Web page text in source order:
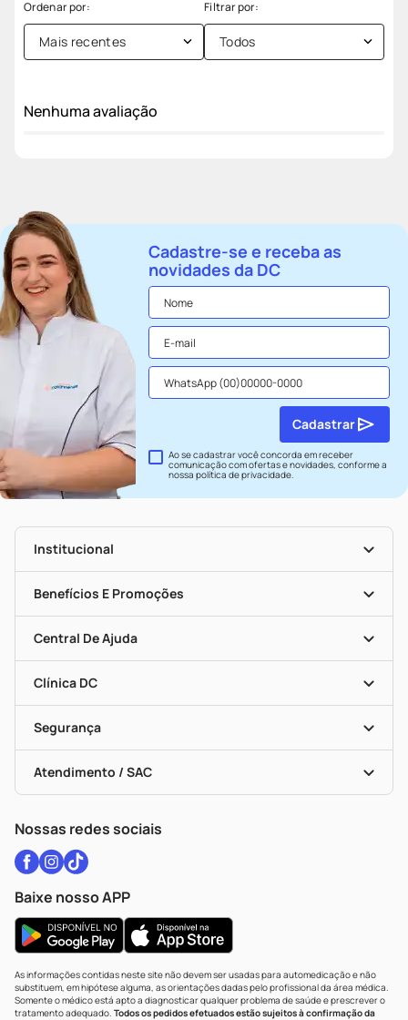
Mais recentes Todos
Nenhuma avaliação
Cadastre-se e receba as
novidades da DC
Ao se cadastrar você concorda em receber
comunicação com ofertas e novidades, conforme a
nossapolítica de privacidade.
Cadastrar
Institucional
Nossas Lojas
Seja Uma Loja Parceira
Mapa De Categorias
Benefícios E Promoções
Convênios
Programa Popular Do Brasil
Encarte De Ofertas
Dermaclub
Cupons E Ofertas
Black Friday
Central De Ajuda
Recompra Programada
Alomed
Formas De Pagamento
Troca E Devolução
Bulas De A A Z
Políticas De Marketplace
Clínica DC
Serviços Farmacêuticos
Testes Rápidos
Autoteste Covid-19
Vacinas
Segurança
Portal Da Privacidade
Atendimento / SAC
Nossas redes sociais
Baixe nosso APP
As informações contidas neste site não devem ser usadas para automedicação e não
substituem, em hipótese alguma, as orientações dadas pelo profissional da área médica.
Somente o médico está apto a diagnosticar qualquer problema de saúde e prescrever o
tratamento adequado. Todos os pedidos efetuados estão sujeitos à confirmação da